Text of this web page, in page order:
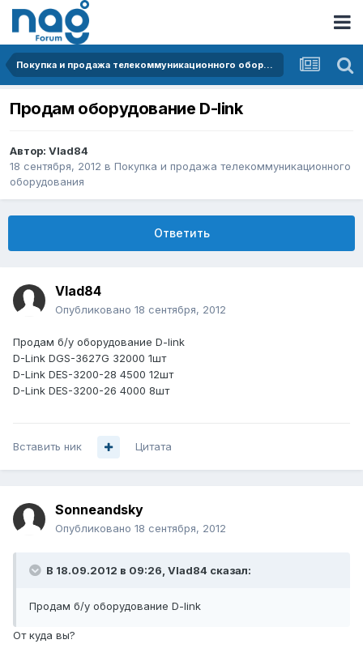
Покупка и продажа телекоммуникационного оборудования
Продам оборудование D-link
Автор: Vlad84
18 сентября, 2012 в Покупка и продажа телекоммуникационного
оборудования
Ответить
Vlad84
Опубликовано 18 сентября, 2012
Продам б/у оборудование D-link
D-Link DGS-3627G 32000 1шт
D-Link DES-3200-28 4500 12шт
D-Link DES-3200-26 4000 8шт
Вставить ник Цитата
Sonneandsky
Опубликовано 18 сентября, 2012
В 18.09.2012 в 09:26, Vlad84 сказал:
Продам б/у оборудование D-link
От куда вы?